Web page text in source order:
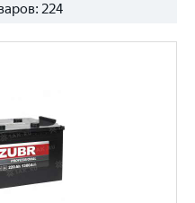
224